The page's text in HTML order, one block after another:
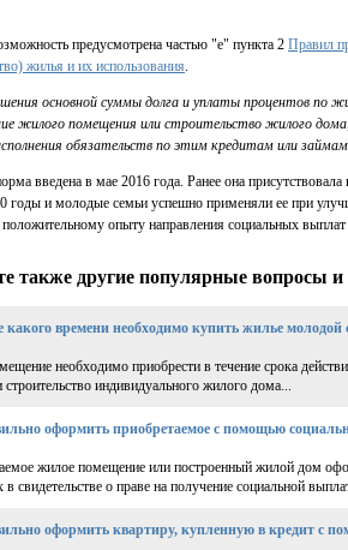
предусмотрена частью "е" пункта 2 Правил
жилья и их использования.
основной суммы долга и уплаты процентов
жилого помещения или строительство жилого
обязательств по этим кредитам или
введена в мае 2016 года. Ранее она
годы и молодые семьи успешно применяли ее при
положительному опыту направления социальных
также другие популярные вопросы и
какого времени необходимо купить жилье
необходимо приобрести в течение срока
индивидуального жилого дома...
оформить приобретаемое с помощью
жилое помещение или построенный жилой дом
в свидетельстве о праве на получение социальной
оформить квартиру, купленную в кредит с